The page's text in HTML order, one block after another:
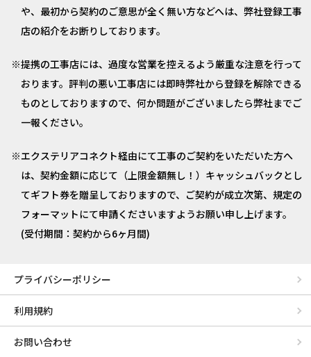
や、最初から契約のご意思が全く無い方などへは、弊社登録工事
店の紹介をお断りしております。
提携の工事店には、過度な営業を控えるよう厳重な注意を行って
おります。評判の悪い工事店には即時弊社から登録を解除できる
ものとしておりますので、何か問題がございましたら弊社までご
一報ください。
エクステリアコネクト経由にて工事のご契約をいただいた方へ
は、契約金額に応じて（上限金額無し！）キャッシュバックとし
てギフト券を贈呈しておりますので、ご契約が成立次第、規定の
フォーマットにて申請くださいますようお願い申し上げます。
(受付期間：契約から6ヶ月間)
プライバシーポリシー
利用規約
お問い合わせ